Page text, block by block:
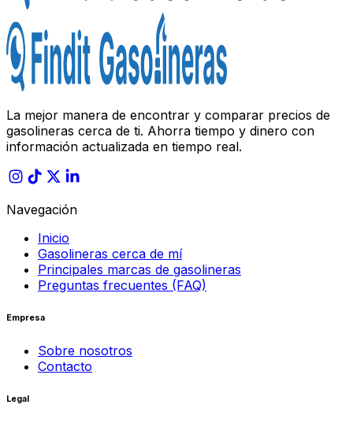
La mejor manera de encontrar y comparar precios de
gasolineras cerca de ti. Ahorra tiempo y dinero con
información actualizada en tiempo real.
Navegación
Inicio
Gasolineras cerca de mí
Principales marcas de gasolineras
Preguntas frecuentes (FAQ)
Empresa
Sobre nosotros
Contacto
Legal